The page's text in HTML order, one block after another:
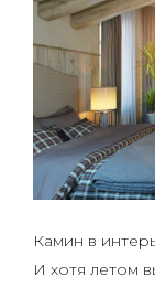
Камин в
И хотя летом